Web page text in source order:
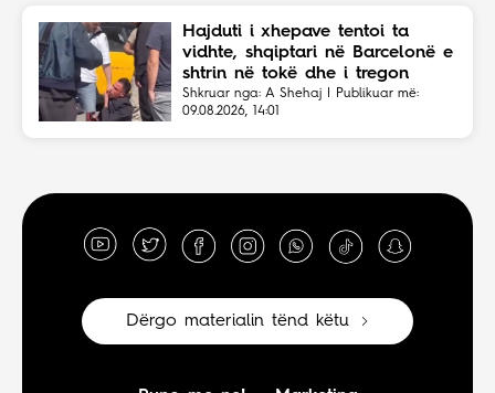
Hajduti i xhepave tentoi ta
vidhte, shqiptari në Barcelonë e
shtrin në tokë dhe i tregon
vendin
Shkruar nga: A Shehaj | Publikuar më:
09.08.2026, 14:01
Dërgo materialin tënd këtu